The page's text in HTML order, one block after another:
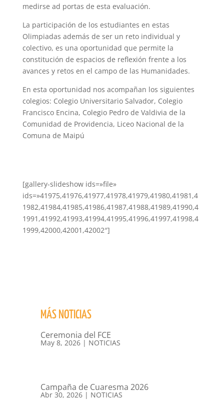
medirse ad portas de esta evaluación.
La participación de los estudiantes en estas
Olimpiadas además de ser un reto individual y
colectivo, es una oportunidad que permite la
constitución de espacios de reflexión frente a los
avances y retos en el campo de las Humanidades.
En esta oportunidad nos acompañan los siguientes
colegios: Colegio Universitario Salvador, Colegio
Francisco Encina, Colegio Pedro de Valdivia de la
Comunidad de Providencia, Liceo Nacional de la
Comuna de Maipú
[gallery-slideshow ids=»file»
ids=»41975,41976,41977,41978,41979,41980,41981,4
1982,41984,41985,41986,41987,41988,41989,41990,4
1991,41992,41993,41994,41995,41996,41997,41998,4
1999,42000,42001,42002″]
MÁS NOTICIAS
Ceremonia del FCE
May 8, 2026| NOTICIAS
Campaña de Cuaresma 2026
Abr 30, 2026| NOTICIAS